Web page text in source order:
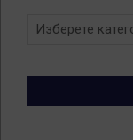
Новини